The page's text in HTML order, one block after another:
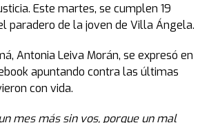
Este martes, se cumplen 19
paradero de la joven de Villa Ángela.
Antonia Leiva Morán, se expresó en
apuntando contra las últimas
con vida.
mes más sin vos, porque un mal